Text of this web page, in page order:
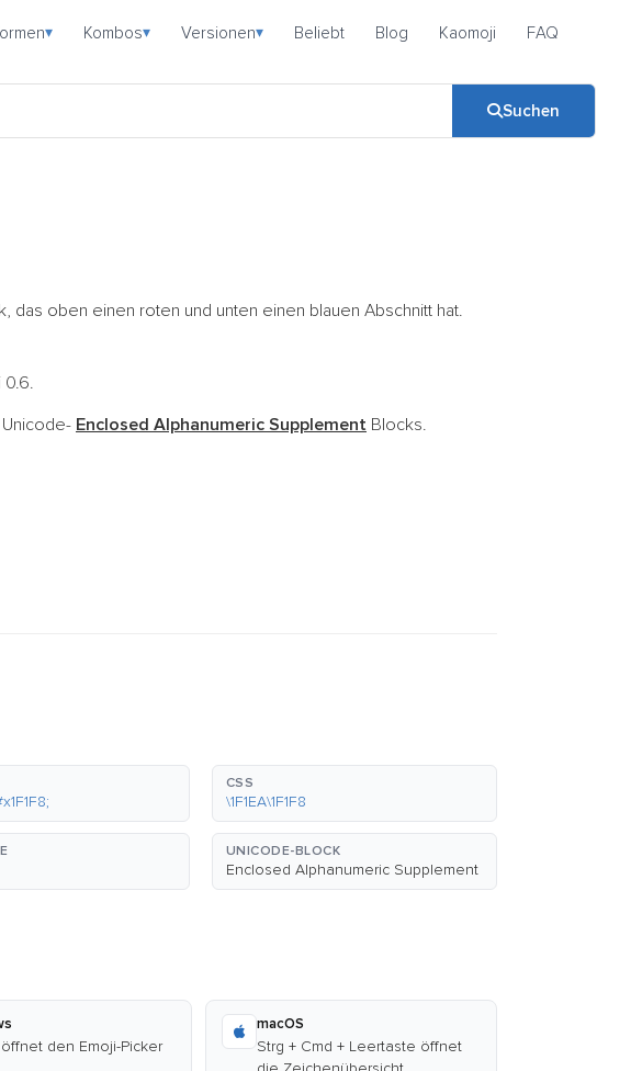
▾ Kombos▾ Versionen▾ Beliebt Blog Kaomoji FAQ
Suchen
oben einen roten und unten einen blauen Abschnitt hat.
0.6.
Enclosed Alphanumeric Supplement Blocks.
CSS
\1F1EA\1F1F8
UNICODE-BLOCK
Enclosed Alphanumeric Supplement
öffnet den Emoji-Picker
macOS
Strg + Cmd + Leertaste öffnet